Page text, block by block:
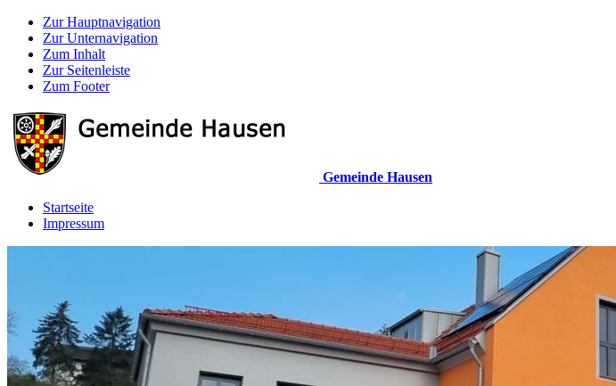
Zur Hauptnavigation
Zur Unternavigation
Zum Inhalt
Zur Seitenleiste
Zum Footer
Gemeinde Hausen
Startseite
Impressum